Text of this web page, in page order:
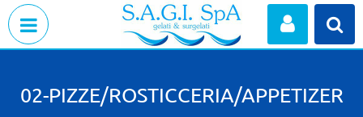
02-PIZZE/ROSTICCERIA/APPETIZER